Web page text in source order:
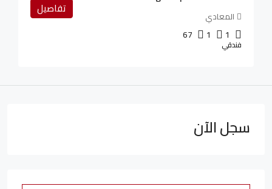
المعادي
1
1
67
فندقي
تفاصيل
سجل الآن